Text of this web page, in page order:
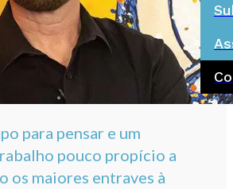
para pensar e um
pouco propício a
os maiores entraves à